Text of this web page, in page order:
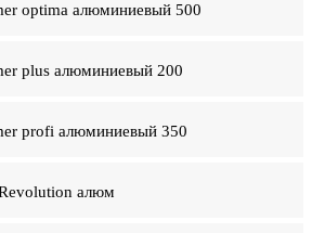
optima алюминиевый 500
plus алюминиевый 200
profi алюминиевый 350
алюм